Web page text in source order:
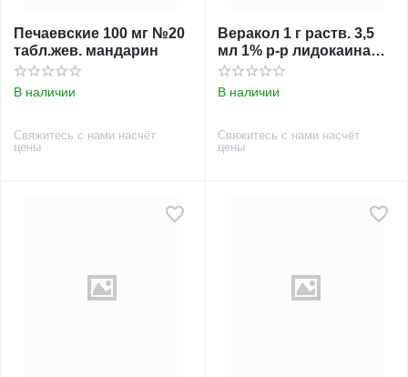
Печаевские 100 мг №20
табл.жев. мандарин
В наличии
Свяжитесь с нами насчёт
цены
Веракол 1 г раств. 3,5
мл 1% р-р лидокаина
№1 пор. д/р-ра д/ин.
флак.
В наличии
Свяжитесь с нами насчёт
цены